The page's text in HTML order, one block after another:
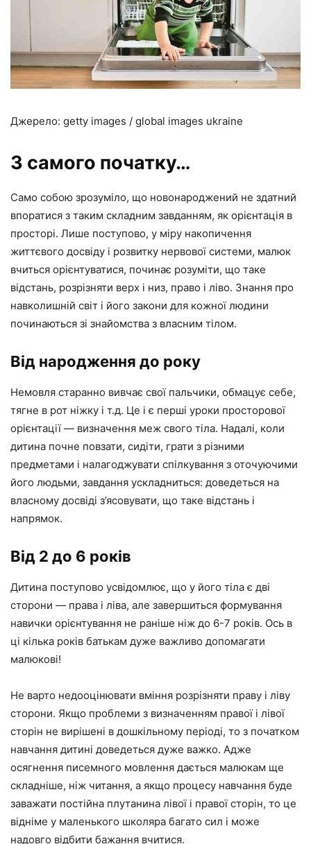
Джерело: getty images / global images ukraine
З самого початку…
Само собою зрозуміло, що новонароджений не здатний
впоратися з таким складним завданням, як орієнтація в
просторі. Лише поступово, у міру накопичення
життєвого досвіду і розвитку нервової системи, малюк
вчиться орієнтуватися, починає розуміти, що таке
відстань, розрізняти верх і низ, право і ліво. Знання про
навколишній світ і його закони для кожної людини
починаються зі знайомства з власним тілом.
Від народження до року
Немовля старанно вивчає свої пальчики, обмацує себе,
тягне в рот ніжку і т.д. Це і є перші уроки просторової
орієнтації — визначення меж свого тіла. Надалі, коли
дитина почне повзати, сидіти, грати з різними
предметами і налагоджувати спілкування з оточуючими
його людьми, завдання ускладниться: доведеться на
власному досвіді з’ясовувати, що таке відстань і
напрямок.
Від 2 до 6 років
Дитина поступово усвідомлює, що у його тіла є дві
сторони — права і ліва, але завершиться формування
навички орієнтування не раніше ніж до 6-7 років. Ось в
ці кілька років батькам дуже важливо допомагати
малюкові!
Не варто недооцінювати вміння розрізняти праву і ліву
сторони. Якщо проблеми з визначенням правої і лівої
сторін не вирішені в дошкільному періоді, то з початком
навчання дитині доведеться дуже важко. Адже
осягнення писемного мовлення дається малюкам ще
складніше, ніж читання, а якщо процесу навчання буде
заважати постійна плутанина лівої і правої сторін, то це
відніме у маленького школяра багато сил і може
надовго відбити бажання вчитися.